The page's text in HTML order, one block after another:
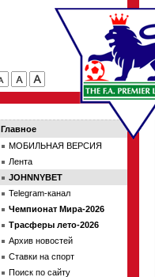
Главное
МОБИЛЬНАЯ ВЕРСИЯ
Лента
JOHNNYBET
Telegram-канал
Чемпионат Мира-2026
Трасферы лето-2026
Архив новостей
Ставки на спорт
Поиск по сайту